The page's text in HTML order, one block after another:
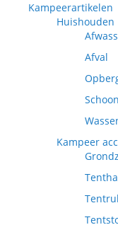
Kampeerartikelen
Huishouden
Afval
Kampeer